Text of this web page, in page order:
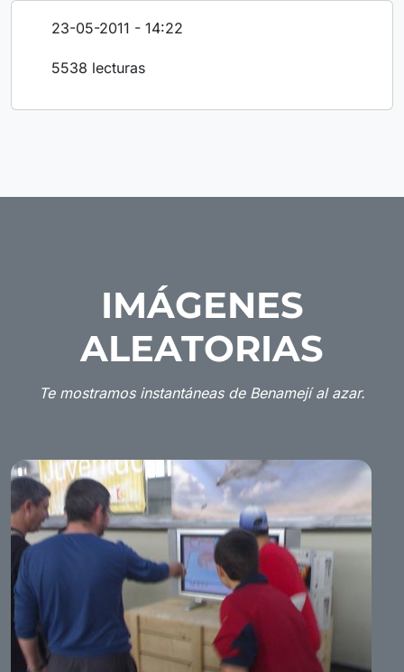
23-05-2011 - 14:22
5538 lecturas
IMÁGENES
ALEATORIAS
Te mostramos instantáneas de Benamejí al azar.